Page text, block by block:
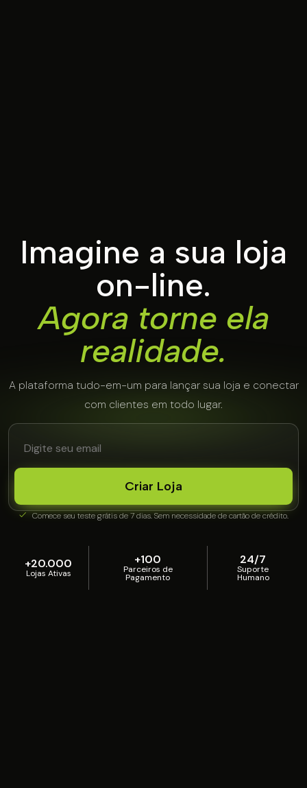
Imagine a sua loja
on-line.
Agora torne ela
realidade.
A plataforma tudo-em-um para lançar sua loja e conectar
com clientes em todo lugar.
Criar Loja
Comece seu teste grátis de 7 dias. Sem necessidade de cartão de crédito.
+20.000
Lojas Ativas
+100
Parceiros de
Pagamento
24/7
Suporte
Humano